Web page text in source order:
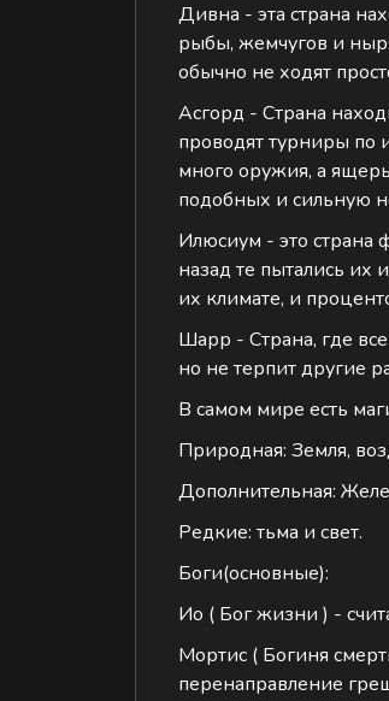
‌Дивна - эта страна
рыбы, жемчугов и
обычно не ходят
‌Асгорд - Страна
проводят турниры по
много оружия, а
подобных и сильную
‌Илюсиум - это страна
назад те пытались их
их климате, и
‌Шарр - Страна, где
но не терпит другие
В самом мире есть
‌Природная: Земля,
‌Дополнительная:
‌Редкие: тьма и свет.
Боги(основные):
‌Ио ( Бог жизни ) -
‌Мортис ( Богиня
перенаправление